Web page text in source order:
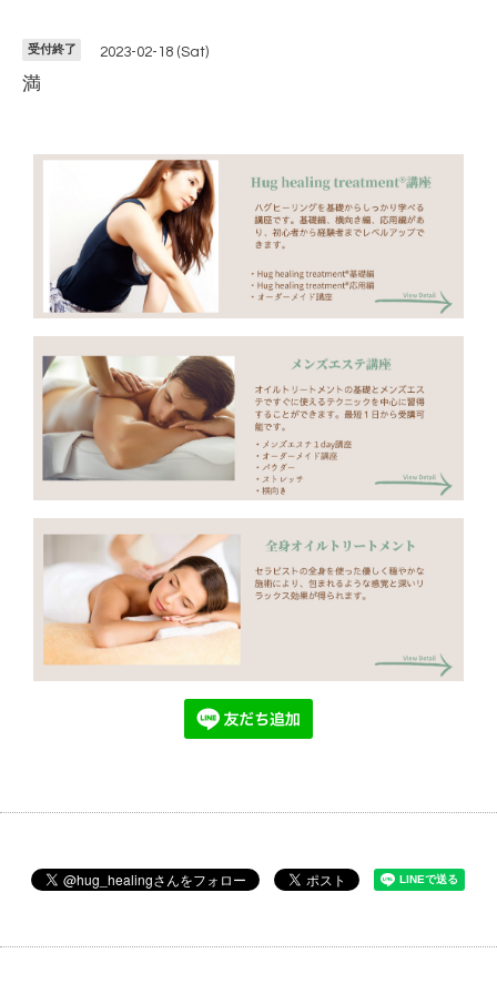
受付終了 2023-02-18 (Sat)
満